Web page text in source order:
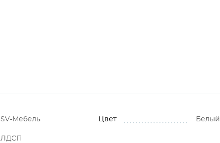
SV-Мебель Цвет Белый
ЛДСП